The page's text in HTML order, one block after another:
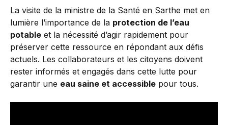
La visite de la ministre de la Santé en Sarthe met en
lumière l’importance de la protection de l’eau
potable et la nécessité d’agir rapidement pour
préserver cette ressource en répondant aux défis
actuels. Les collaborateurs et les citoyens doivent
rester informés et engagés dans cette lutte pour
garantir une eau saine et accessible pour tous.